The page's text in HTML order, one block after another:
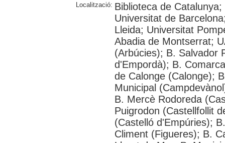
Localització: Biblioteca de
Universitat de
Lleida; Universitat
Abadia de Montserrat;
(Arbúcies); B. Salvador
d'Empordà); B.
de Calonge (Calonge);
Municipal
B. Mercè Rodoreda
Puigrodon (Castellfollit
(Castelló d'Empúries);
Climent (Figueres); B.